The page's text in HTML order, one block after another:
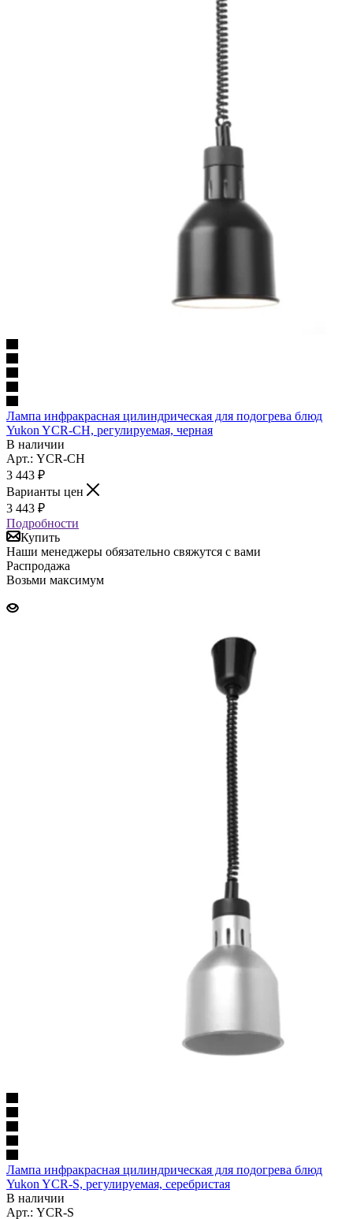
Лампа инфракрасная цилиндрическая для подогрева блюд
Yukon YCR-CH, регулируемая, черная
В наличии
Арт.: YCR-CH
3 443 ₽
Варианты цен
3 443 ₽
Подробности
Купить
Наши менеджеры обязательно свяжутся с вами
Распродажа
Возьми максимум
Лампа инфракрасная цилиндрическая для подогрева блюд
Yukon YCR-S, регулируемая, серебристая
В наличии
Арт.: YCR-S